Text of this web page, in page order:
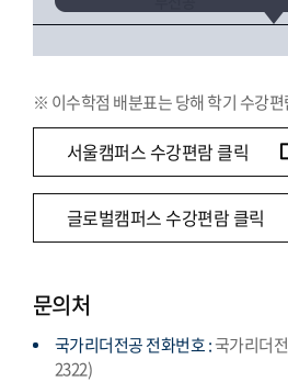
※ 이수학점 배분표는 당해 학기 수강편
서울캠퍼스 수강편람 클릭
글로벌캠퍼스 수강편람 클릭
문의처
국가리더전공 전화번호 :국가리더
2322)